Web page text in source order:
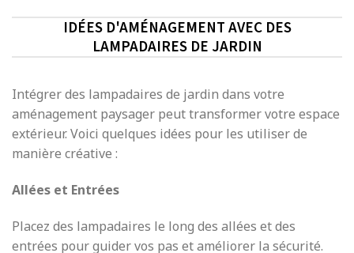
IDÉES D'AMÉNAGEMENT AVEC DES
LAMPADAIRES DE JARDIN
Intégrer des lampadaires de jardin dans votre
aménagement paysager peut transformer votre espace
extérieur. Voici quelques idées pour les utiliser de
manière créative :
Allées et Entrées
Placez des lampadaires le long des allées et des
entrées pour guider vos pas et améliorer la sécurité.